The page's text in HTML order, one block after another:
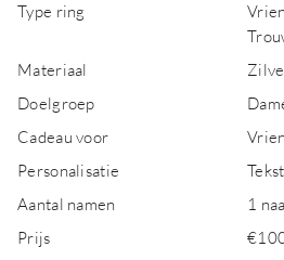
Type ring
Materiaal
Doelgroep
Cadeau voor
Personalisatie
Aantal namen
1
Prijs